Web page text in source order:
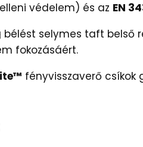
védelem) és az EN
selymes taft
fokozásáért.
fényvisszaverő